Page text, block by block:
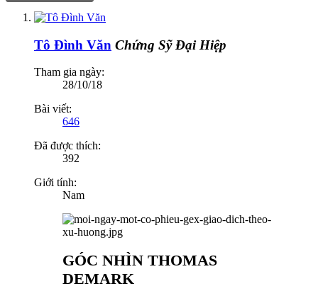
Tô Đình Văn Chứng Sỹ Đại Hiệp
Tham gia ngày:
28/10/18
Bài viết:
646
Đã được thích:
392
Giới tính:
Nam
GÓC NHÌN THOMAS
DEMARK